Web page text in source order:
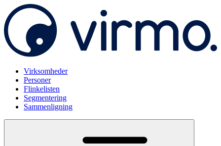
Virksomheder
Personer
Flinkelisten
Segmentering
Sammenligning